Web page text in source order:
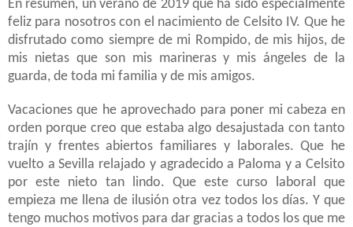
En resumen, un verano de 2019 que ha sido especialmente
feliz para nosotros con el nacimiento de Celsito IV. Que he
disfrutado como siempre de mi Rompido, de mis hijos, de
mis nietas que son mis marineras y mis ángeles de la
guarda, de toda mi familia y de mis amigos.
Vacaciones que he aprovechado para poner mi cabeza en
orden porque creo que estaba algo desajustada con tanto
trajín y frentes abiertos familiares y laborales. Que he
vuelto a Sevilla relajado y agradecido a Paloma y a Celsito
por este nieto tan lindo. Que este curso laboral que
empieza me llena de ilusión otra vez todos los días. Y que
tengo muchos motivos para dar gracias a todos los que me